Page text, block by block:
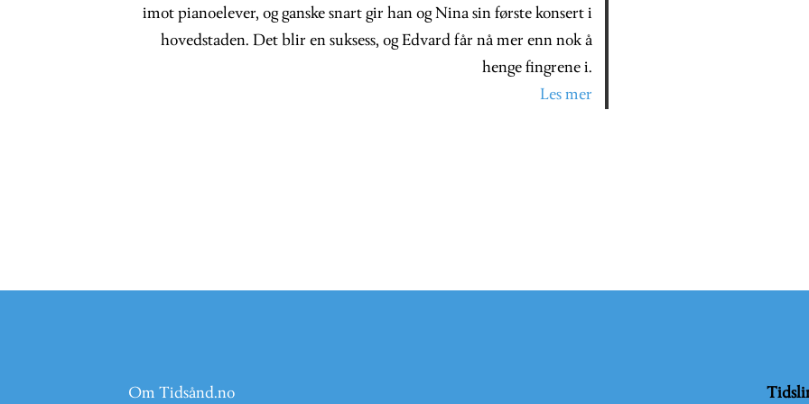
imot pianoelever, og ganske snart gir han og Nina sin første konsert i
hovedstaden. Det blir en suksess, og Edvard får nå mer enn nok å
henge fing­rene i.
Les mer
Om Tidsånd.no